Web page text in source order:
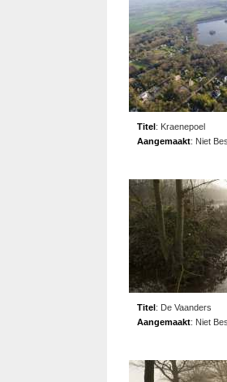
Titel: Kraenepoel
Aangemaakt: Niet
Titel: De Vaanders
Aangemaakt: Niet